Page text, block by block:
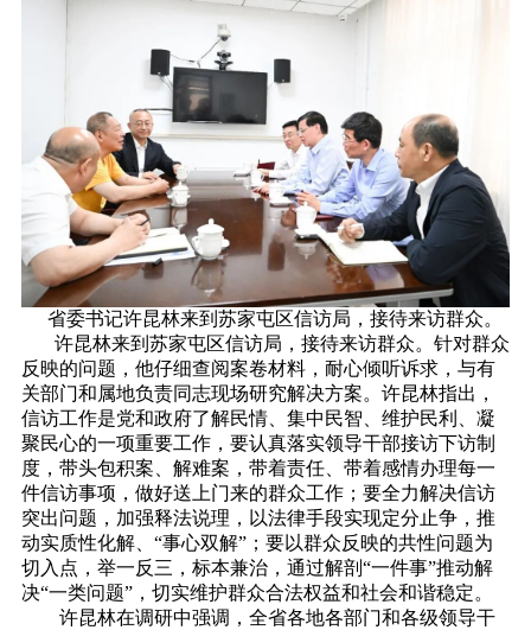
省委书记许昆林来到苏家屯区信访局，接待来访群众。
许昆林来到苏家屯区信访局，接待来访群众。针对群众
反映的问题，他仔细查阅案卷材料，耐心倾听诉求，与有
关部门和属地负责同志现场研究解决方案。许昆林指出，
信访工作是党和政府了解民情、集中民智、维护民利、凝
聚民心的一项重要工作，要认真落实领导干部接访下访制
度，带头包积案、解难案，带着责任、带着感情办理每一
件信访事项，做好送上门来的群众工作；要全力解决信访
突出问题，加强释法说理，以法律手段实现定分止争，推
动实质性化解、“事心双解”；要以群众反映的共性问题为
切入点，举一反三，标本兼治，通过解剖“一件事”推动解
决“一类问题”，切实维护群众合法权益和社会和谐稳定。
许昆林在调研中强调，全省各地各部门和各级领导干